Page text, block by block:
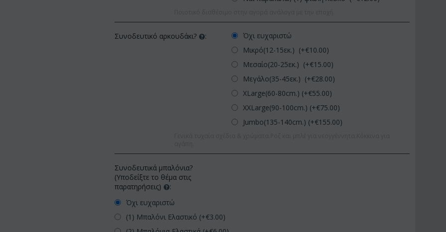
Συνοδευτικό αρκουδάκι? :
Όχι ευχαριστώ
Μικρό(12-15εκ.) (+€10.00)
Μεσαίο(20-25εκ.) (+€15.00)
Μεγάλο(35-45εκ.) (+€28.00)
XLarge(60-80cm.) (+€55.00)
XXLarge(90-100cm.) (+€75.00)
Jumbo(135-140cm.) (+€155.00)
Συνοδευτικά μπαλόνια?
(Υποδείξτε το θέμα στις
παρατηρήσεις)
:
Όχι ευχαριστώ
(1) Μπαλόνι Ελαστικό (+€3.00)